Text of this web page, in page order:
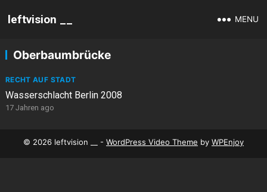
leftvision __ MENU
Oberbaumbrücke
RECHT AUF STADT
Wasserschlacht Berlin 2008
17 Jahren ago
© 2026 leftvision __ - WordPress Video Theme by WPEnjoy